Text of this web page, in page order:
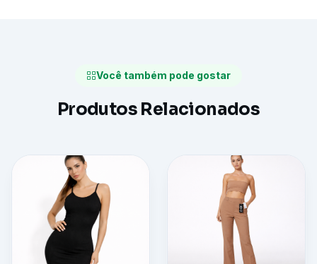
Você também pode gostar
Produtos Relacionados